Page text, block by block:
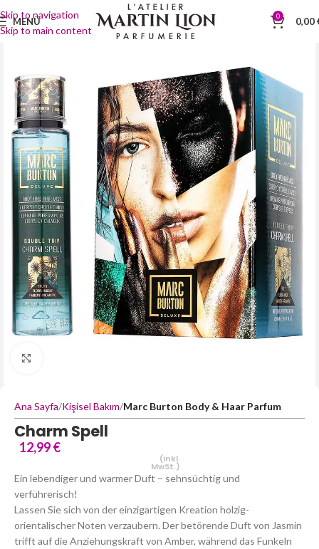
Skip to navigation
Skip to main content
MENÜ 0 0,00
Ana Sayfa Kişisel Bakım Marc Burton Body & Haar Parfum
Charm Spell
12,99€
(inkl.
MwSt.)
Ein lebendiger und warmer Duft – sehnsüchtig und
verführerisch!
Lassen Sie sich von der einzigartigen Kreation holzig-
orientalischer Noten verzaubern. Der betörende Duft von Jasmin
trifft auf die Anziehungskraft von Amber, während das Funkeln